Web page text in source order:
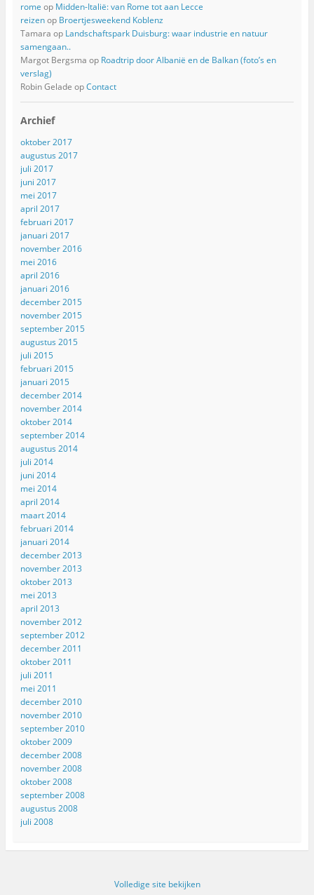
rome op Midden-Italië: van Rome tot aan Lecce
reizenop Broertjesweekend Koblenz
Tamara op Landschaftspark Duisburg: waar industrie en natuur
samengaan..
Margot Bergsma op Roadtrip door Albanië en de Balkan (foto’s en
verslag)
Robin Gelade opContact
Archief
oktober 2017
augustus 2017
juli 2017
juni 2017
mei 2017
april 2017
februari 2017
januari 2017
november 2016
mei 2016
april 2016
januari 2016
december 2015
november 2015
september 2015
augustus 2015
juli 2015
februari 2015
januari 2015
december 2014
november 2014
oktober 2014
september 2014
augustus 2014
juli 2014
juni 2014
mei 2014
april 2014
maart 2014
februari 2014
januari 2014
december 2013
november 2013
oktober 2013
mei 2013
april 2013
november 2012
september 2012
december 2011
oktober 2011
juli 2011
mei 2011
december 2010
november 2010
september 2010
oktober 2009
december 2008
november 2008
oktober 2008
september 2008
augustus 2008
juli 2008
Volledige site bekijken